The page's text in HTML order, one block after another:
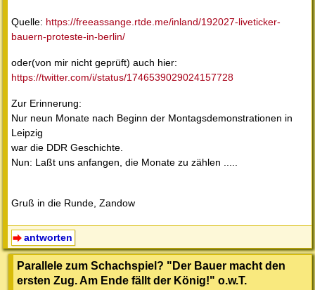
Quelle: https://freeassange.rtde.me/inland/192027-liveticker-
bauern-proteste-in-berlin/
oder(von mir nicht geprüft) auch hier:
https://twitter.com/i/status/1746539029024157728
Zur Erinnerung:
Nur neun Monate nach Beginn der Montagsdemonstrationen in
Leipzig
war die DDR Geschichte.
Nun: Laßt uns anfangen, die Monate zu zählen .....
Gruß in die Runde, Zandow
antworten
Parallele zum Schachspiel? "Der Bauer macht den
ersten Zug. Am Ende fällt der König!" o.w.T.